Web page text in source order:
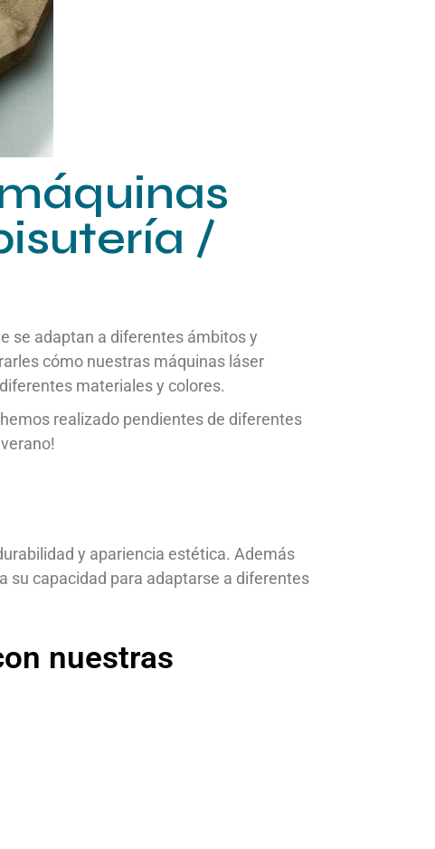
/
se adaptan a diferentes ámbitos y
cómo nuestras máquinas láser
materiales y colores.
realizado pendientes de diferentes
y apariencia estética. Además
su capacidad para adaptarse a diferentes
nuestras